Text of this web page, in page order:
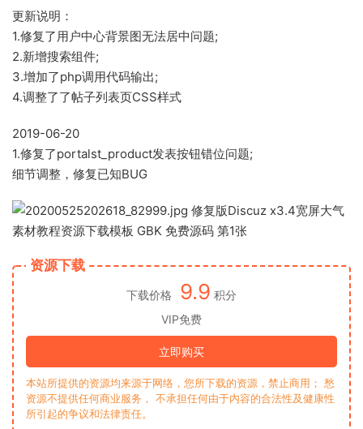
更新说明：
1.修复了用户中心背景图无法居中问题;
2.新增搜索组件;
3.增加了php调用代码输出;
4.调整了了帖子列表页CSS样式
2019-06-20
1.修复了portalst_product发表按钮错位问题;
细节调整，修复已知BUG
资源下载
下载价格 9.9 积分
VIP免费
立即购买
本站所提供的资源均来源于网络，您所下载的资源，禁止商用； 愁
资源不提供任何商业服务， 不承担任何由于内容的合法性及健康性
所引起的争议和法律责任。